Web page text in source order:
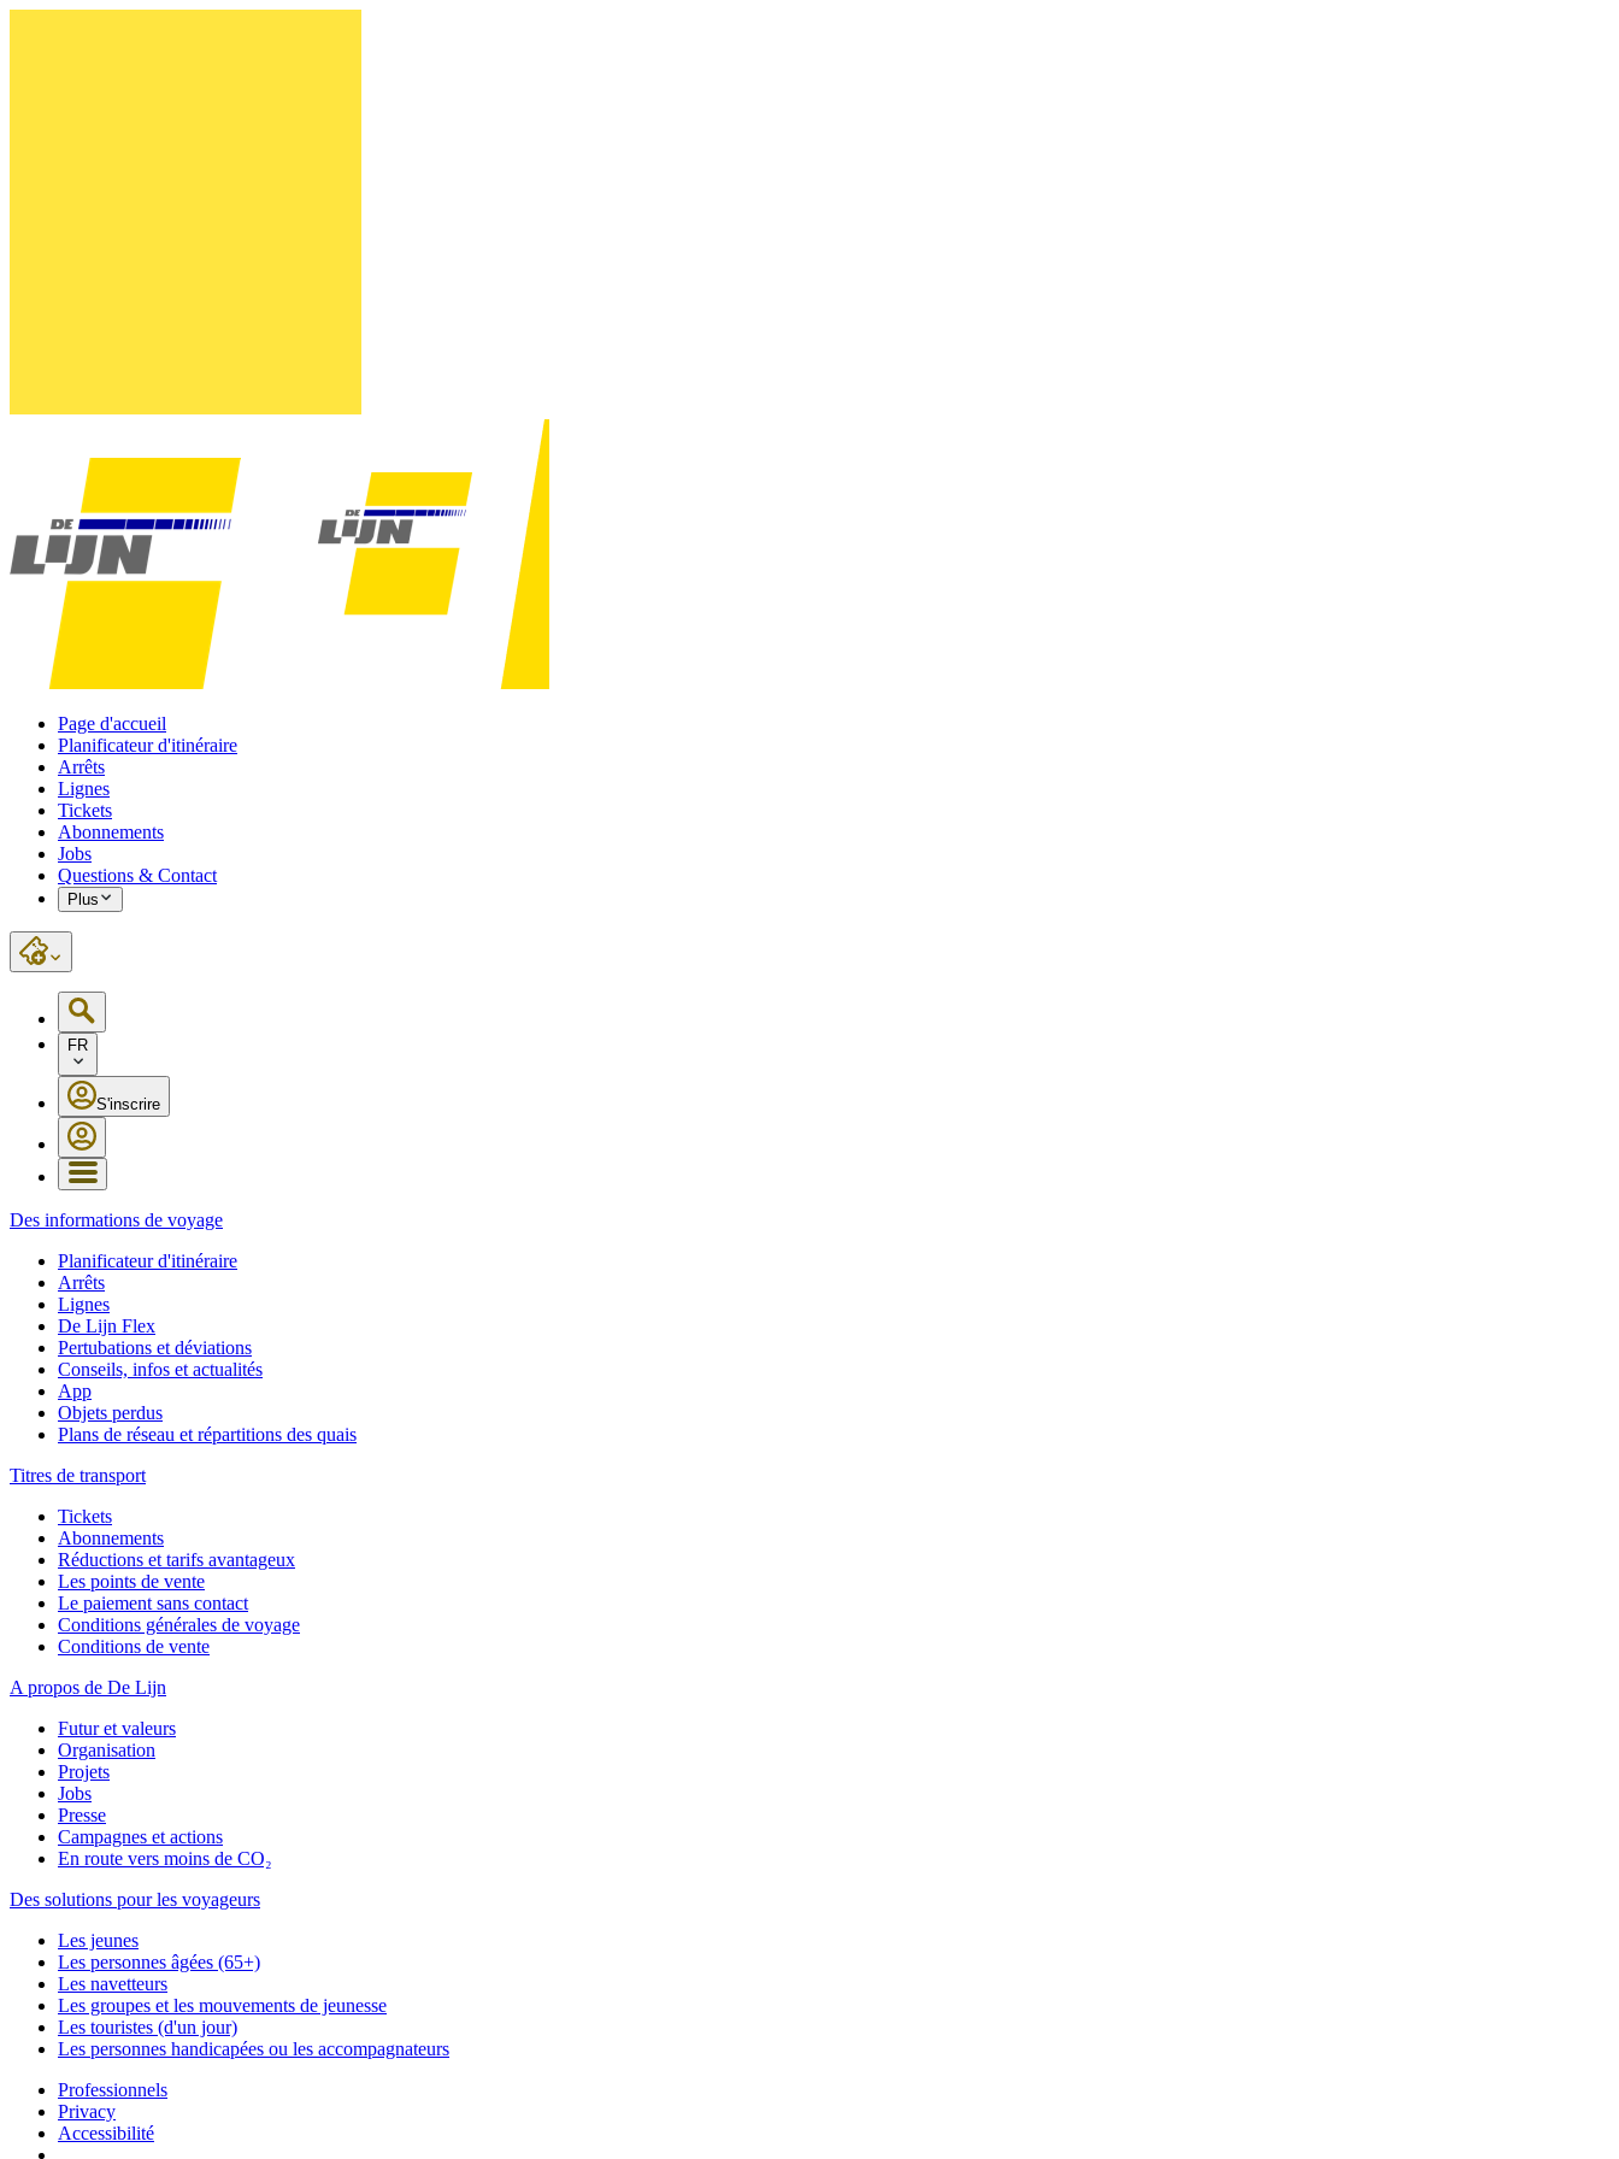
Page d'accueil
Planificateur d'itinéraire
Arrêts
Lignes
Tickets
Abonnements
Jobs
Questions & Contact
Plus
FR
S'inscrire
Des informations de voyage
Planificateur d'itinéraire
Arrêts
Lignes
De Lijn Flex
Pertubations et déviations
Conseils, infos et actualités
App
Objets perdus
Plans de réseau et répartitions des quais
Titres de transport
Tickets
Abonnements
Réductions et tarifs avantageux
Les points de vente
Le paiement sans contact
Conditions générales de voyage
Conditions de vente
A propos de De Lijn
Futur et valeurs
Organisation
Projets
Jobs
Presse
Campagnes et actions
En route vers moins de CO₂
Des solutions pour les voyageurs
Les jeunes
Les personnes âgées (65+)
Les navetteurs
Les groupes et les mouvements de jeunesse
Les touristes (d'un jour)
Les personnes handicapées ou les accompagnateurs
Professionnels
Privacy
Accessibilité